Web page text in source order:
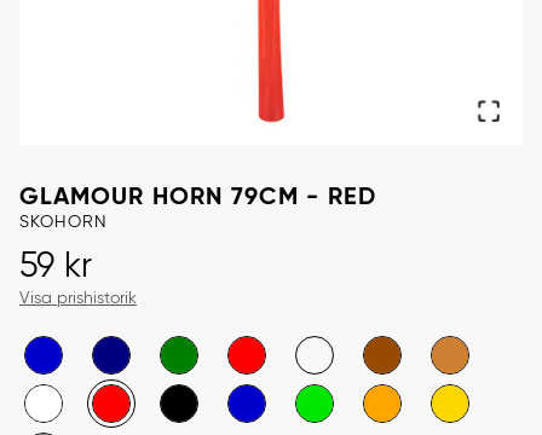
GLAMOUR HORN 79CM - RED
SKOHORN
Pris: 59 kr
59 kr
Visa prishistorik